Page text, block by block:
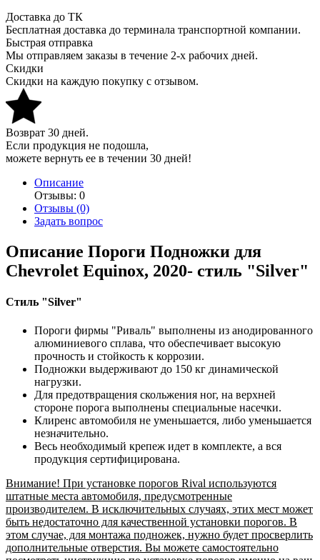
Доставка до ТК
Бесплатная доставка до терминала транспортной компании.
Быстрая отправка
Мы отправляем заказы в течение 2-х рабочих дней.
Скидки
Скидки на каждую покупку с отзывом.
Возврат 30 дней.
Если продукция не подошла,
можете вернуть ее в течении 30 дней!
Описание
Отзывы: 0
Отзывы (0)
Задать вопрос
Описание Пороги Подножки для
Chevrolet Equinox, 2020- стиль "Silver"
Стиль "Silver"
Пороги фирмы "Риваль" выполнены из анодированного
алюминиевого сплава, что обеспечивает высокую
прочность и стойкость к коррозии.
Подножки выдерживают до 150 кг динамической
нагрузки.
Для предотвращения скольжения ног, на верхней
стороне порога выполнены специальные насечки.
Клиренс автомобиля не уменьшается, либо уменьшается
незначительно.
Весь необходимый крепеж идет в комплекте, а вся
продукция сертифицирована.
Внимание! При установке порогов Rival используются
штатные места автомобиля, предусмотренные
производителем. В исключительных случаях, этих мест может
быть недостаточно для качественной установки порогов. В
этом случае, для монтажа подножек, нужно будет просверлить
дополнительные отверстия. Вы можете самостоятельно